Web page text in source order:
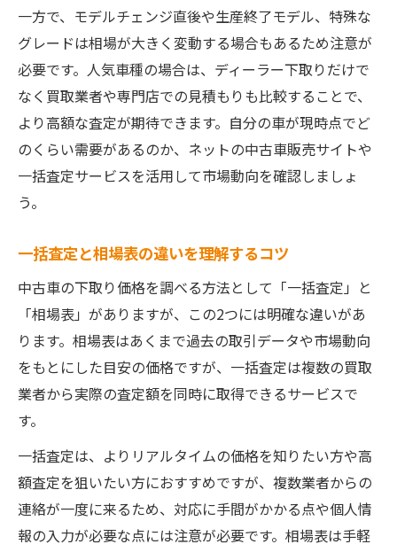
一方で、モデルチェンジ直後や生産終了モデル、特殊な
グレードは相場が大きく変動する場合もあるため注意が
必要です。人気車種の場合は、ディーラー下取りだけで
なく買取業者や専門店での見積もりも比較することで、
より高額な査定が期待できます。自分の車が現時点でど
のくらい需要があるのか、ネットの中古車販売サイトや
一括査定サービスを活用して市場動向を確認しましょ
う。
一括査定と相場表の違いを理解するコツ
中古車の下取り価格を調べる方法として「一括査定」と
「相場表」がありますが、この2つには明確な違いがあ
ります。相場表はあくまで過去の取引データや市場動向
をもとにした目安の価格ですが、一括査定は複数の買取
業者から実際の査定額を同時に取得できるサービスで
す。
一括査定は、よりリアルタイムの価格を知りたい方や高
額査定を狙いたい方におすすめですが、複数業者からの
連絡が一度に来るため、対応に手間がかかる点や個人情
報の入力が必要な点には注意が必要です。相場表は手軽